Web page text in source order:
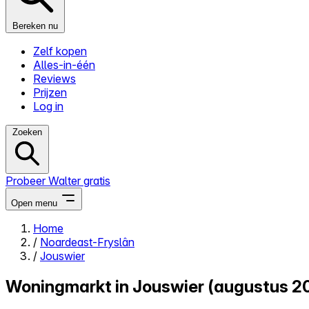
Bereken nu
Zelf kopen
Alles-in-één
Reviews
Prijzen
Log in
Zoeken
Probeer Walter gratis
Open menu
Close menu
Home
/ Noardeast-Fryslân
/ Jouswier
Woningmarkt in Jouswier (augustus